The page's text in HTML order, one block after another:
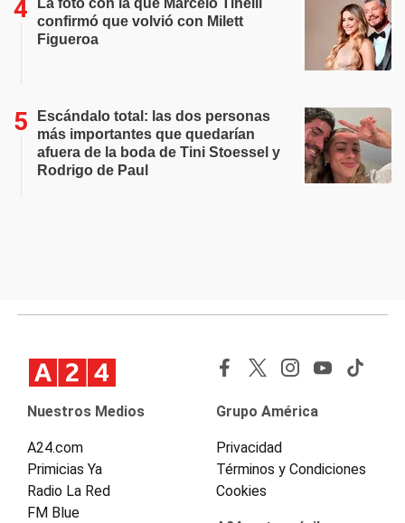
La foto con la que Marcelo Tinelli
confirmó que volvió con Milett
Figueroa
Escándalo total: las dos personas
más importantes que quedarían
afuera de la boda de Tini Stoessel y
Rodrigo de Paul
Nuestros Medios
A24.com
Primicias Ya
Radio La Red
FM Blue
Grupo América
Privacidad
Términos y Condiciones
Cookies